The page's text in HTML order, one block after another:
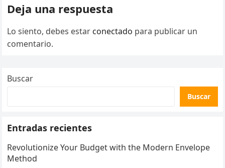
Deja una respuesta
Lo siento, debes estar conectado para publicar un
comentario.
Buscar
Buscar
Entradas recientes
Revolutionize Your Budget with the Modern Envelope
Method